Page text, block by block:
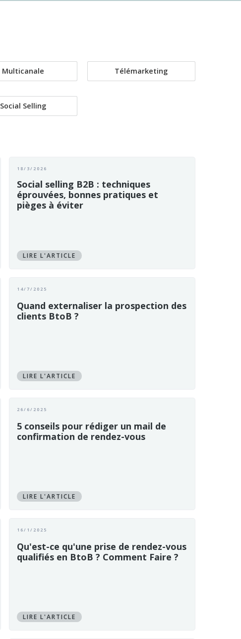
Multicanale Télémarketing
Social Selling
18/3/2026
Social selling B2B : techniques
éprouvées, bonnes pratiques et
pièges à éviter
LIRE L'ARTICLE
14/7/2025
Quand externaliser la prospection des
clients BtoB ?
LIRE L'ARTICLE
26/6/2025
5 conseils pour rédiger un mail de
confirmation de rendez-vous
LIRE L'ARTICLE
16/1/2025
Qu'est-ce qu'une prise de rendez-vous
qualifiés en BtoB ? Comment Faire ?
LIRE L'ARTICLE